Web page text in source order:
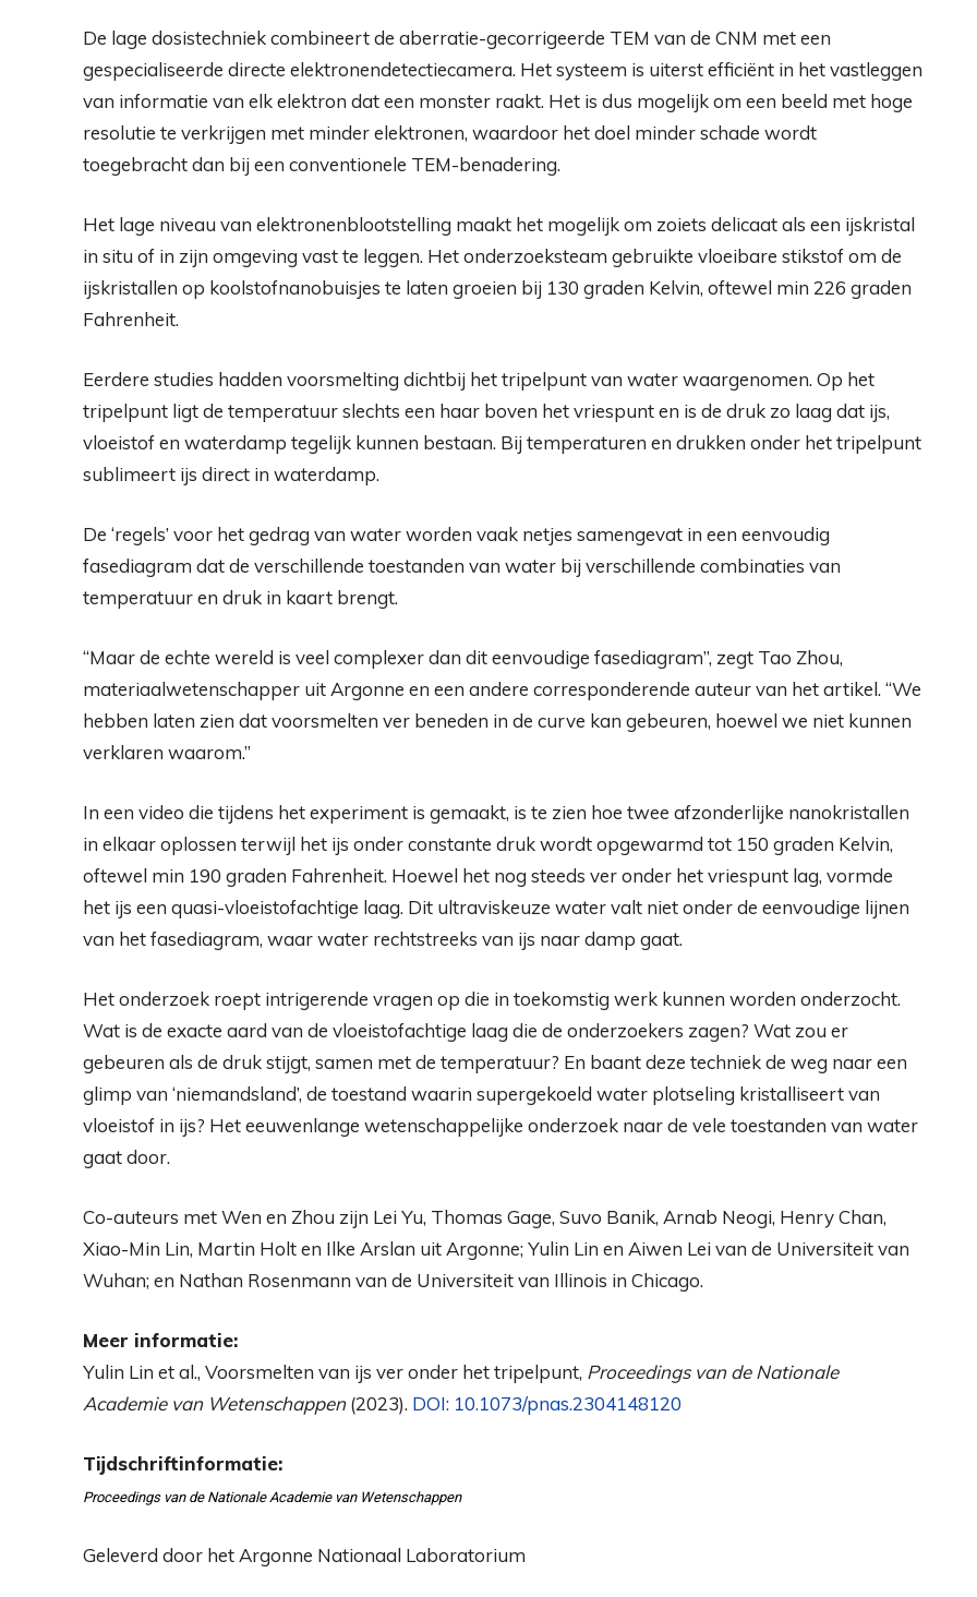
De lage dosistechniek combineert de aberratie-gecorrigeerde TEM van de CNM met een
gespecialiseerde directe elektronendetectiecamera. Het systeem is uiterst efficiënt in het vastleggen
van informatie van elk elektron dat een monster raakt. Het is dus mogelijk om een ​​beeld met hoge
resolutie te verkrijgen met minder elektronen, waardoor het doel minder schade wordt
toegebracht dan bij een conventionele TEM-benadering.
Het lage niveau van elektronenblootstelling maakt het mogelijk om zoiets delicaat als een ijskristal
in situ of in zijn omgeving vast te leggen. Het onderzoeksteam gebruikte vloeibare stikstof om de
ijskristallen op koolstofnanobuisjes te laten groeien bij 130 graden Kelvin, oftewel min 226 graden
Fahrenheit.
Eerdere studies hadden voorsmelting dichtbij het tripelpunt van water waargenomen. Op het
tripelpunt ligt de temperatuur slechts een haar boven het vriespunt en is de druk zo laag dat ijs,
vloeistof en waterdamp tegelijk kunnen bestaan. Bij temperaturen en drukken onder het tripelpunt
sublimeert ijs direct in waterdamp.
De ‘regels’ voor het gedrag van water worden vaak netjes samengevat in een eenvoudig
fasediagram dat de verschillende toestanden van water bij verschillende combinaties van
temperatuur en druk in kaart brengt.
“Maar de echte wereld is veel complexer dan dit eenvoudige fasediagram”, zegt Tao Zhou,
materiaalwetenschapper uit Argonne en een andere corresponderende auteur van het artikel. “We
hebben laten zien dat voorsmelten ver beneden in de curve kan gebeuren, hoewel we niet kunnen
verklaren waarom.”
In een video die tijdens het experiment is gemaakt, is te zien hoe twee afzonderlijke nanokristallen
in elkaar oplossen terwijl het ijs onder constante druk wordt opgewarmd tot 150 graden Kelvin,
oftewel min 190 graden Fahrenheit. Hoewel het nog steeds ver onder het vriespunt lag, vormde
het ijs een quasi-vloeistofachtige laag. Dit ultraviskeuze water valt niet onder de eenvoudige lijnen
van het fasediagram, waar water rechtstreeks van ijs naar damp gaat.
Het onderzoek roept intrigerende vragen op die in toekomstig werk kunnen worden onderzocht.
Wat is de exacte aard van de vloeistofachtige laag die de onderzoekers zagen? Wat zou er
gebeuren als de druk stijgt, samen met de temperatuur? En baant deze techniek de weg naar een
glimp van ‘niemandsland’, de toestand waarin supergekoeld water plotseling kristalliseert van
vloeistof in ijs? Het eeuwenlange wetenschappelijke onderzoek naar de vele toestanden van water
gaat door.
Co-auteurs met Wen en Zhou zijn Lei Yu, Thomas Gage, Suvo Banik, Arnab Neogi, Henry Chan,
Xiao-Min Lin, Martin Holt en Ilke Arslan uit Argonne; Yulin Lin en Aiwen Lei van de Universiteit van
Wuhan; en Nathan Rosenmann van de Universiteit van Illinois in Chicago.
Meer informatie:
Yulin Lin et al., Voorsmelten van ijs ver onder het tripelpunt, Proceedings van de Nationale
Academie van Wetenschappen(2023). DOI: 10.1073/pnas.2304148120
Tijdschriftinformatie:
Proceedings van de Nationale Academie van Wetenschappen
Geleverd door het Argonne Nationaal Laboratorium